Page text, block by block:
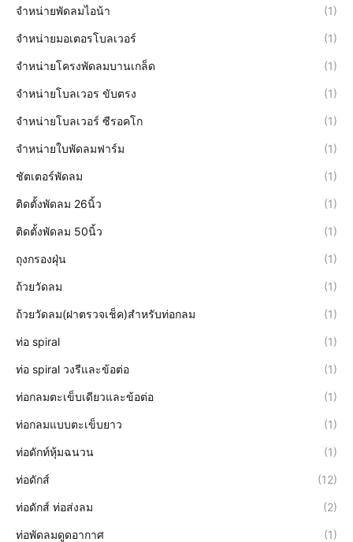
จำหน่ายพัดลมไอน้า (1)
จำหน่ายมอเตอรโบลเวอร์ (1)
จำหน่ายโครงพัดลมบานเกล็ด (1)
จำหน่ายโบลเวอร ขับตรง (1)
จำหน่ายโบลเวอร์ ซีรอคโก (1)
จำหน่ายใบพัดลมฟาร์ม (1)
ชัตเตอร์พัดลม (1)
ติดตั้งพัดลม 26นิ้ว (1)
ติดตั้งพัดลม 50นิ้ว (1)
ถุงกรองฝุ่น (1)
ถ้วยวัดลม (1)
ถ้วยวัดลม(ฝาตรวจเช็ค)สำหรับท่อกลม (1)
ท่อ spiral (1)
ท่อ spiral วงรีและข้อต่อ (1)
ท่อกลมตะเข็บเดียวและข้อต่อ (1)
ท่อกลมแบบตะเข็บยาว (1)
ท่อดักท์หุ้มฉนวน (1)
ท่อดักส์ (12)
ท่อดักส์ ท่อส่งลม (2)
ท่อพัดลมดูดอากาศ (1)